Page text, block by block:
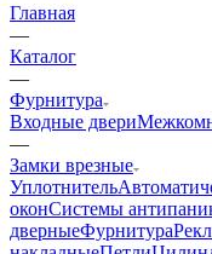
Главная
—
Каталог
—
Фурнитура
Входные двери
—
Замки врезные
Уплотнитель
оконСистемы
дверныеФурнитура